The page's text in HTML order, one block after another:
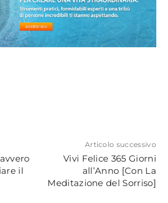
il
Articolo successivo
Vivi Felice 365 Giorni
all’Anno [Con La
Meditazione del Sorriso]